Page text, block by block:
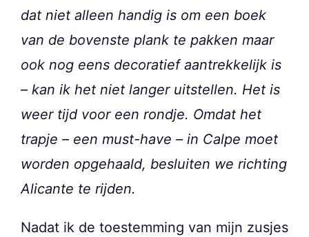
dat niet alleen handig is om een boek
van de bovenste plank te pakken maar
ook nog eens decoratief aantrekkelijk is
– kan ik het niet langer uitstellen. Het is
weer tijd voor een rondje. Omdat het
trapje – een must-have – in Calpe moet
worden opgehaald, besluiten we richting
Alicante te rijden.
Nadat ik de toestemming van mijn zusjes